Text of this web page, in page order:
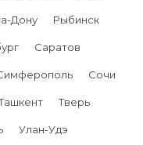
Дону Рыбинск
Саратов
Сочи
Тверь
Улан-Удэ